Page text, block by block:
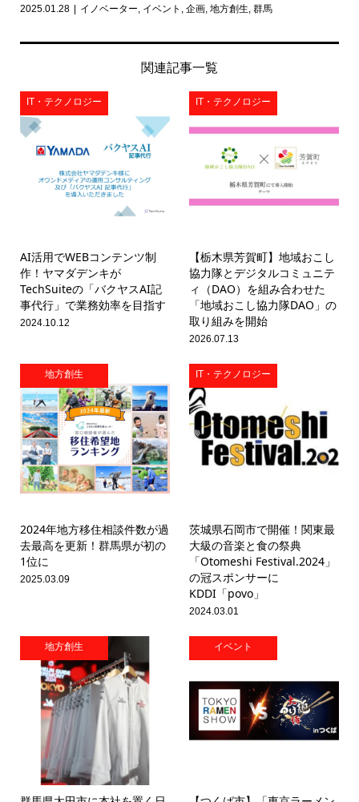
2025.01.28 イノベーター, イベント , 企画, 地方創生, 群馬
関連記事一覧
IT・テクノロジー
AI活用でWEBコンテンツ制
作！ヤマダデンキが
TechSuiteの「バクヤスAI記
事代行」で業務効率を目指す
2024.10.12
IT・テクノロジー
【栃木県芳賀町】地域おこし
協力隊とデジタルコミュニテ
ィ（DAO）を組み合わせた
「地域おこし協力隊DAO」の
取り組みを開始
2026.07.13
地方創生
2024年地方移住相談件数が過
去最高を更新！群馬県が初の
1位に
2025.03.09
IT・テクノロジー
茨城県石岡市で開催！関東最
大級の音楽と食の祭典
「Otomeshi Festival.2024」
の冠スポンサーに
KDDI「povo」
2024.03.01
地方創生 イベント